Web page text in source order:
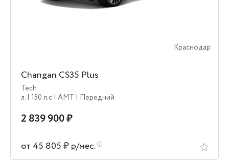
Краснодар
Changan CS35 Plus
Tech
л. | 150 л.c | AMT | Передний
2 839 900 ₽
от 45 805 ₽ р/мес.